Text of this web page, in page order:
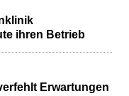
ihren Betrieb
Erwartungen